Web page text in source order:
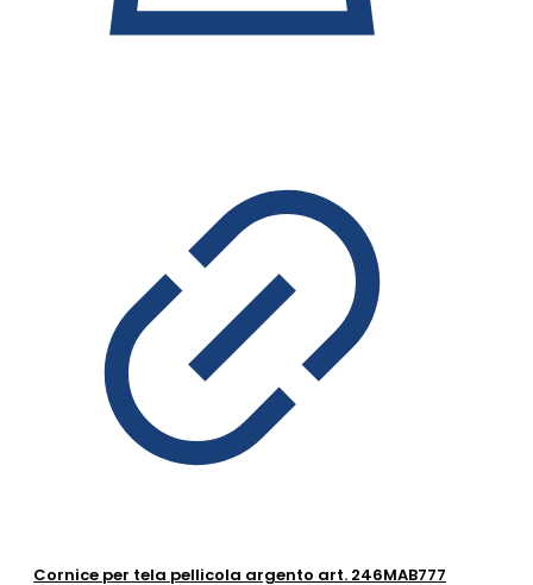
Cornice per tela pellicola argento art. 246MAB777